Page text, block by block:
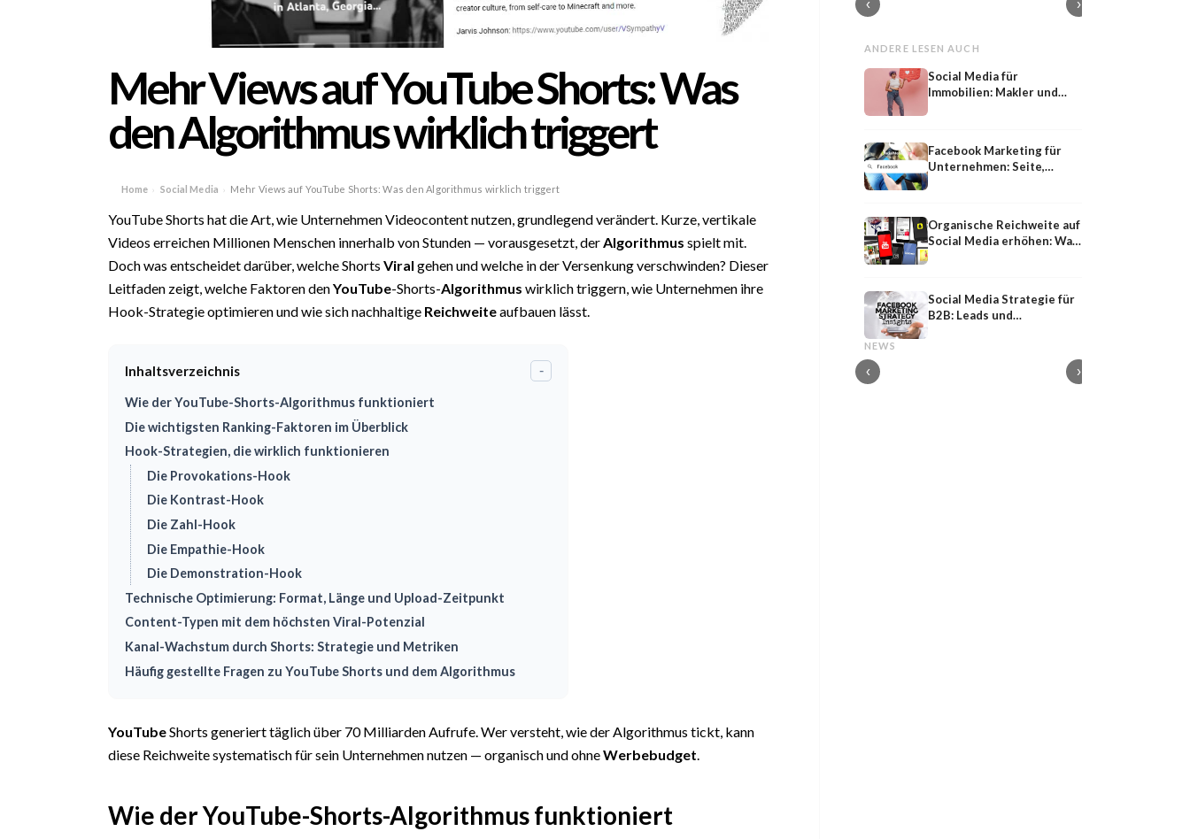
Mehr Views auf YouTube Shorts: Was
den Algorithmus wirklich triggert
Home › Social Media › Mehr Views auf YouTube Shorts: Was den Algorithmus wirklich triggert
YouTube Shorts hat die Art, wie Unternehmen Videocontent nutzen, grundlegend verändert. Kurze, vertikale
Videos erreichen Millionen Menschen innerhalb von Stunden — vorausgesetzt, derAlgorithmus spielt mit.
Doch was entscheidet darüber, welche Shorts Viral gehen und welche in der Versenkung verschwinden? Dieser
Leitfaden zeigt, welche Faktoren denYouTube-Shorts-Algorithmus wirklich triggern, wie Unternehmen ihre
Hook-Strategie optimieren und wie sich nachhaltige Reichweiteaufbauen lässt.
Inhaltsverzeichnis -
Wie der YouTube-Shorts-Algorithmus funktioniert
Die wichtigsten Ranking-Faktoren im Überblick
Hook-Strategien, die wirklich funktionieren
Die Provokations-Hook
Die Kontrast-Hook
Die Zahl-Hook
Die Empathie-Hook
Die Demonstration-Hook
Technische Optimierung: Format, Länge und Upload-Zeitpunkt
Content-Typen mit dem höchsten Viral-Potenzial
Kanal-Wachstum durch Shorts: Strategie und Metriken
Häufig gestellte Fragen zu YouTube Shorts und dem Algorithmus
YouTubeShorts generiert täglich über 70 Milliarden Aufrufe. Wer versteht, wie der Algorithmus tickt, kann
diese Reichweite systematisch für sein Unternehmen nutzen — organisch und ohneWerbebudget.
Wie der YouTube-Shorts-Algorithmus funktioniert
‹ ›
ANDERE LESEN AUCH
Social Media für
Immobilien: Makler und
Facebook Marketing für
Unternehmen: Seite,
Organische Reichweite auf
Social Media erhöhen: Was
Social Media Strategie für
B2B: Leads und
NEWS
‹
Shared
Shared Media: Definition, Bedeutung und
›